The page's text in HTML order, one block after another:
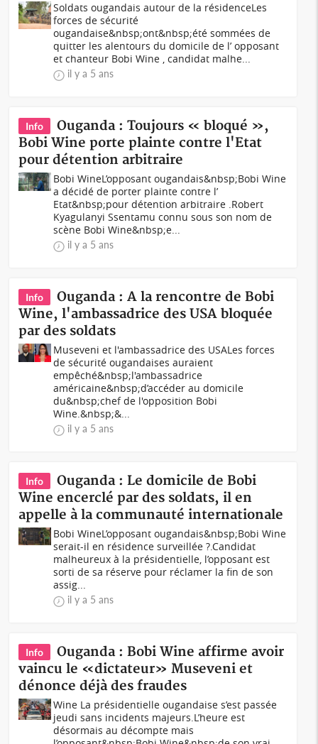
Soldats ougandais autour de la résidenceLes
forces de sécurité
ougandaise&nbsp;ont&nbsp;été sommées de
quitter les alentours du domicile de l’ opposant
et chanteur Bobi Wine , candidat malhe...
il y a 5 ans
Info
Ouganda : Toujours « bloqué »,
Bobi Wine porte plainte contre l'Etat
pour détention arbitraire
Bobi WineL’opposant ougandais&nbsp;Bobi Wine
a décidé de porter plainte contre l’
Etat&nbsp;pour détention arbitraire .Robert
Kyagulanyi Ssentamu connu sous son nom de
scène Bobi Wine&nbsp;e...
il y a 5 ans
Info
Ouganda : A la rencontre de Bobi
Wine, l'ambassadrice des USA bloquée
par des soldats
Museveni et l'ambassadrice des USALes forces
de sécurité ougandaises auraient
empêché&nbsp;l'ambassadrice
américaine&nbsp;d’accéder au domicile
du&nbsp;chef de l'opposition Bobi
Wine.&nbsp;&...
il y a 5 ans
Info
Ouganda : Le domicile de Bobi
Wine encerclé par des soldats, il en
appelle à la communauté internationale
Bobi WineL’opposant ougandais&nbsp;Bobi Wine
serait-il en résidence surveillée ?.Candidat
malheureux à la présidentielle, l’opposant est
sorti de sa réserve pour réclamer la fin de son
assig...
il y a 5 ans
Info
Ouganda : Bobi Wine affirme avoir
vaincu le «dictateur» Museveni et
dénonce déjà des fraudes
Wine La présidentielle ougandaise s’est passée
jeudi sans incidents majeurs.L’heure est
désormais au décompte mais